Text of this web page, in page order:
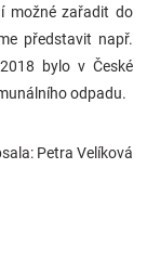
možné zařadit do
představit např.
bylo v České
odpadu.
Petra Velíková